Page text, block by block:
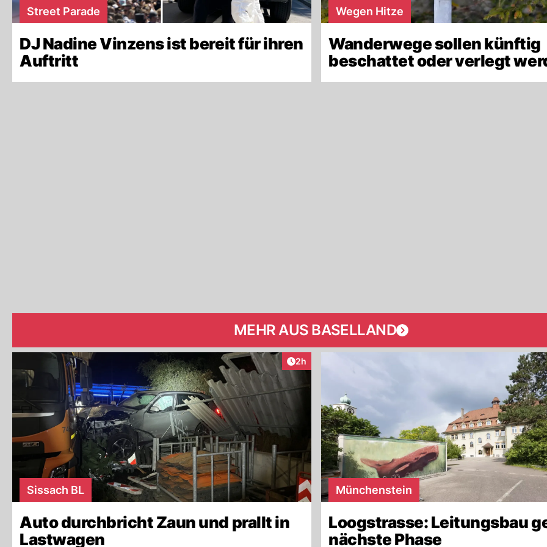
Street Parade
DJ Nadine Vinzens ist bereit für ihren
Auftritt
Wegen Hitze
Wanderwege sollen künftig
beschattet oder verlegt
MEHR AUS BASELLAND
Artikel veröffentlicht:
2h
Sissach BL
Auto durchbricht Zaun und prallt in
Lastwagen
Münchenstein
Loogstrasse: Leitungsbau
nächste Phase